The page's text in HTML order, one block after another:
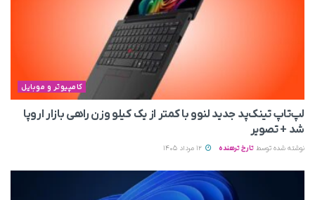
کامپیوتر و موبایل
لپ‌تاپ تینک‌پد جدید لنوو با کمتر از یک کیلو وزن راهی بازار اروپا
شد + تصویر
نوشته شده توسط تارخ ترهنده